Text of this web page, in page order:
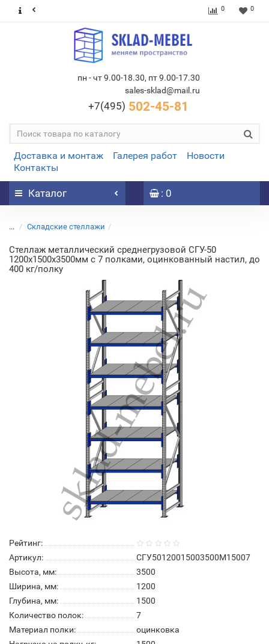
0 0
пн - чт 9.00-18.30, пт 9.00-17.30
sales-sklad@mail.ru
+7(495) 502-45-81
Доставка и монтаж Галерея работ
Новости
Контакты
Каталог : 0
... Складские стеллажи
Стеллаж металлический среднегрузовой СГУ-50
1200х1500х3500мм с 7 полками, оцинкованный настил, до
400 кг/полку
Рейтинг:
Артикул:
СГУ50120015003500М15007
Высота, мм:
3500
Ширина, мм:
1200
Глубина, мм:
1500
Количество полок:
7
Материал полки:
оцинковка